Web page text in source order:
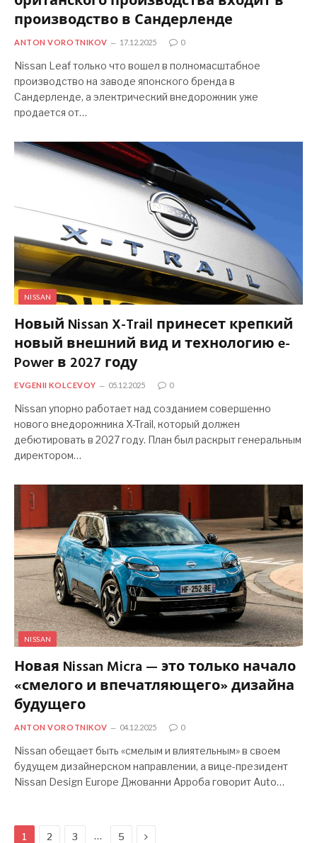
производство в Сандерленде
ANTON VOROTNIKOV 17.12.2025 0
Nissan Leaf только что вошел в полномасштабное
производство на заводе японского бренда в
Сандерленде, а электрический внедорожник уже
продается от…
NISSAN
Новый Nissan X-Trail принесет крепкий
новый внешний вид и технологию e-
Power в 2027 году
EVGENII KOLCEVOY 05.12.2025 0
Nissan упорно работает над созданием совершенно
нового внедорожника X-Trail, который должен
дебютировать в 2027 году. План был раскрыт генеральным
директором…
NISSAN
Новая Nissan Micra — это только начало
«смелого и впечатляющего» дизайна
будущего
ANTON VOROTNIKOV 04.12.2025 0
Nissan обещает быть «смелым и влиятельным» в своем
будущем дизайнерском направлении, а вице-президент
Nissan Design Europe Джованни Арроба говорит Auto…
1 2 3 … 5 Следующая